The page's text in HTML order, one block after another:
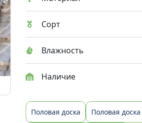
Сорт
Влажность
Наличие
Половая доска Половая